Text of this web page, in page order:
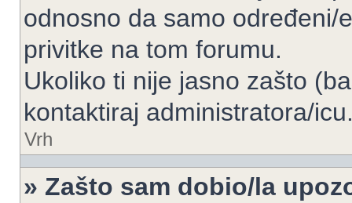
odnosno da samo određeni/
privitke na tom forumu.
Ukoliko ti nije jasno zašto
kontaktiraj administratora/
Vrh
» Zašto sam dobio/la